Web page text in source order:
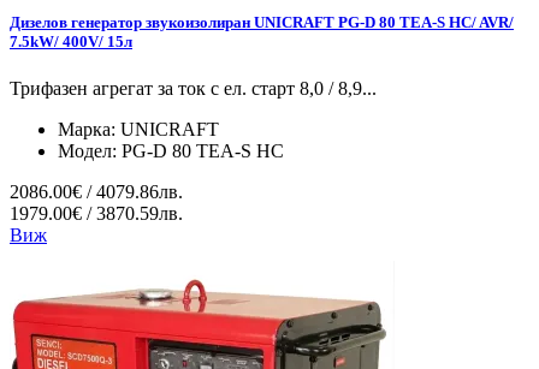
Дизелов генератор звукоизолиран UNICRAFT PG-D 80 TEA-S HC/ AVR/
7.5kW/ 400V/ 15л
Трифазен агрегат за ток с ел. старт 8,0 / 8,9...
Марка: UNICRAFT
Модел: PG-D 80 TEA-S HC
2086.00€ / 4079.86лв.
1979.00€ / 3870.59лв.
Виж